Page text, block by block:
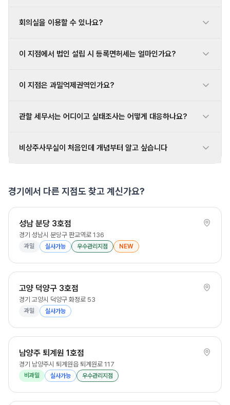
회의실을 이용할 수 있나요?
이 지점에서 법인 설립 시 등록면허세는 얼마인가요?
이 지점은 과밀억제권역인가요?
관할 세무서는 어디이고 실태조사는 어떻게 대응하나요?
비상주사무실이 처음인데 개념부터 알고 싶습니다
경기에서 다른 지점도 찾고 계신가요?
성남 분당 3호점
경기 성남시 분당구 판교역로 136
과밀 실사가능 우수관리지점 NEW
고양 덕양구 3호점
경기 고양시 덕양구 화정로 53
과밀 실사가능
남양주 퇴계원 1호점
경기 남양주시 퇴계원읍 퇴계원로 117
비과밀 실사가능 우수관리지점